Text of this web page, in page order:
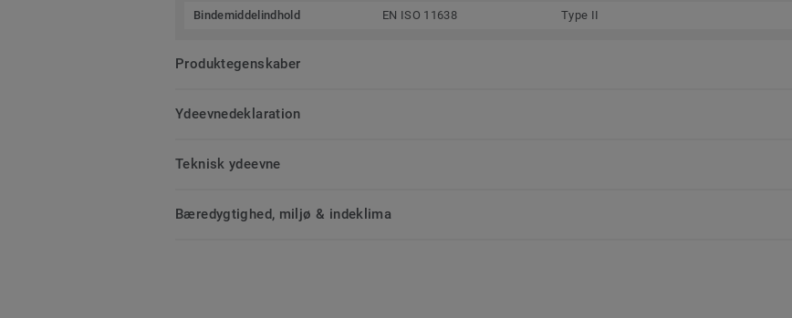
Bindemiddelindhold EN ISO 11638 Type II
Produktegenskaber
Ydeevnedeklaration
Teknisk ydeevne
Bæredygtighed, miljø & indeklima